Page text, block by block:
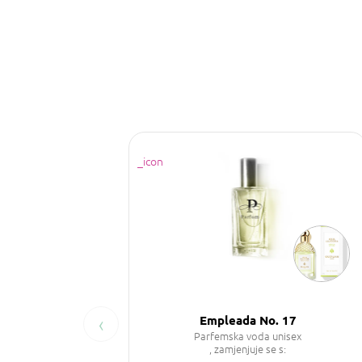
‹ Empleada No. 17
Parfemska voda unisex
, zamjenjuje se s: